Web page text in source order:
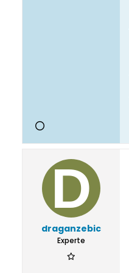
draganzebic
Experte